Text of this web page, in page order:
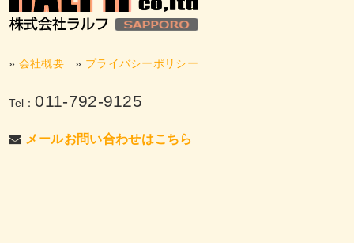
» 会社概要 » プライバシーポリシー
Tel：011-792-9125
メールお問い合わせはこちら